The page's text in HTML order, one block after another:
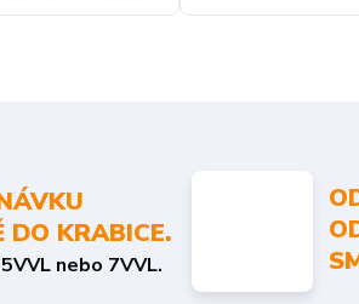
DO KRABICE.
nebo 7VVL.